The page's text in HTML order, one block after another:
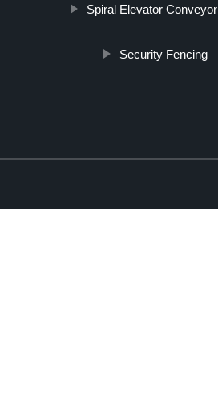
Spiral Elevator Conveyor
Security Fencing